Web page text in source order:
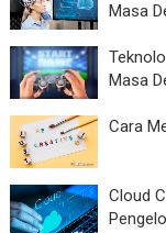
Masa
Masa
Cara
Cloud